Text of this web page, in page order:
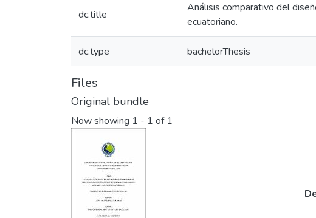
dc.title
Análisis comparativo del
ecuatoriano.
dc.type bachelorThesis
Files
Original bundle
Now showing 1 - 1 of 1